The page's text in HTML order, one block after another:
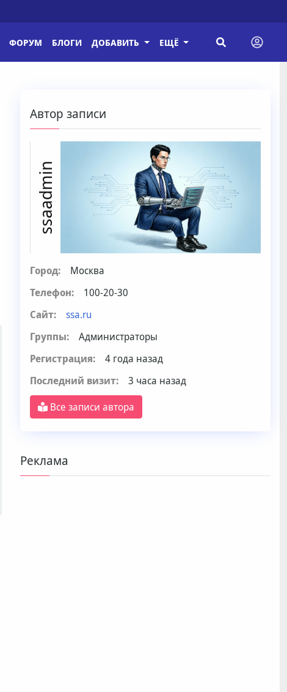
ФОРУМ БЛОГИ ДОБАВИТЬ ЕЩЁ
Автор записи
ssaadmin
Город:
Москва
Телефон:
100-20-30
Сайт:
ssa.ru
Группы:
Администраторы
Регистрация:
4 года назад
Последний визит:
3 часа назад
Все записи автора
Реклама